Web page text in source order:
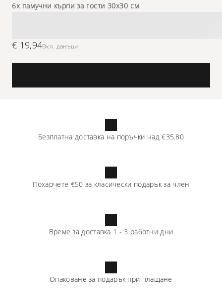
6х памучни кърпи за гости 30x30 см
€ 19,94Вкл. данъци
Безплатна доставка на поръчки над €35.80
Похарчете €50 за класически подарък за член
Време за доставка 1 - 3 работни дни
Опаковане за подарък при плащане